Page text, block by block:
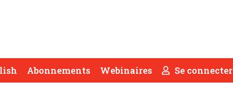
Abonnements Webinaires Se connecter